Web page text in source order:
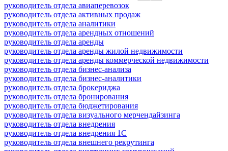
руководитель отдела авиаперевозок
руководитель отдела активных продаж
руководитель отдела аналитики
руководитель отдела арендных отношений
руководитель отдела аренды
руководитель отдела аренды жилой недвижимости
руководитель отдела аренды коммерческой недвижимости
руководитель отдела бизнес-анализа
руководитель отдела бизнес-аналитики
руководитель отдела брокериджа
руководитель отдела бронирования
руководитель отдела бюджетирования
руководитель отдела визуального мерчендайзинга
руководитель отдела внедрения
руководитель отдела внедрения 1С
руководитель отдела внешнего рекрутинга